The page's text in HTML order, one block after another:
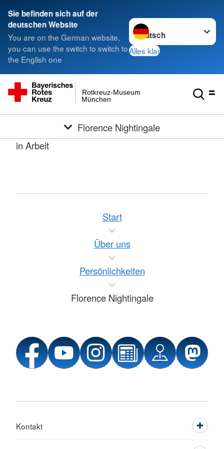
Sie befinden sich auf der
deutschen Website
You are on the German website,
you can use the switch to switch to
the English one
Sprache wechseln zu
Alles klar
München
Rotkreuz-Museum
Florence Nightingale
in Arbeit
Start
Über uns
Persönlichkeiten
Florence Nightingale
Kontakt